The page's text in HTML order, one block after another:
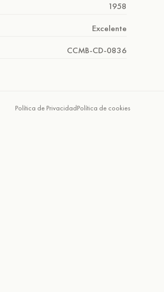
1958
Excelente
CCMB-CD-0836
Política de PrivacidadPolítica de cookies